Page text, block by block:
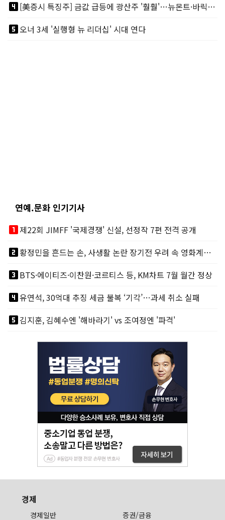
looks_4
[美증시 특징주] 금값 급등에 광산주 '훨훨'…뉴몬트·바릭마이닝 주도
looks_5오너 3세 '실행형 뉴 리더십' 시대 연다
연예.문화 인기기사
looks_one제22회 JIMFF '국제경쟁' 신설, 선정작 7편 전격 공개
looks_two
황정민을 흔드는 손, 사생활 논란 장기전 우려 속 영화계도 리스크
looks_3BTS·에이티즈·이찬원·코르티스 등, KM차트 7월 월간 정상
looks_4유연석, 30억대 추징 세금 불복 ‘기각’…과세 취소 실패
looks_5김지훈, 김혜수엔 '해바라기' vs 조여정엔 '파격'
경제
경제일반 증권/금융